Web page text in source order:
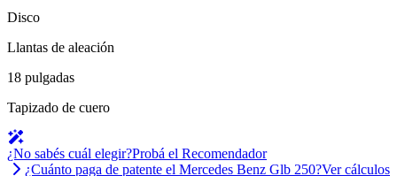
Disco
Llantas de aleación
18 pulgadas
Tapizado de cuero
¿No sabés cuál elegir?Probá el Recomendador
¿Cuánto paga de patente el Mercedes Benz Glb 250?Ver cálculos